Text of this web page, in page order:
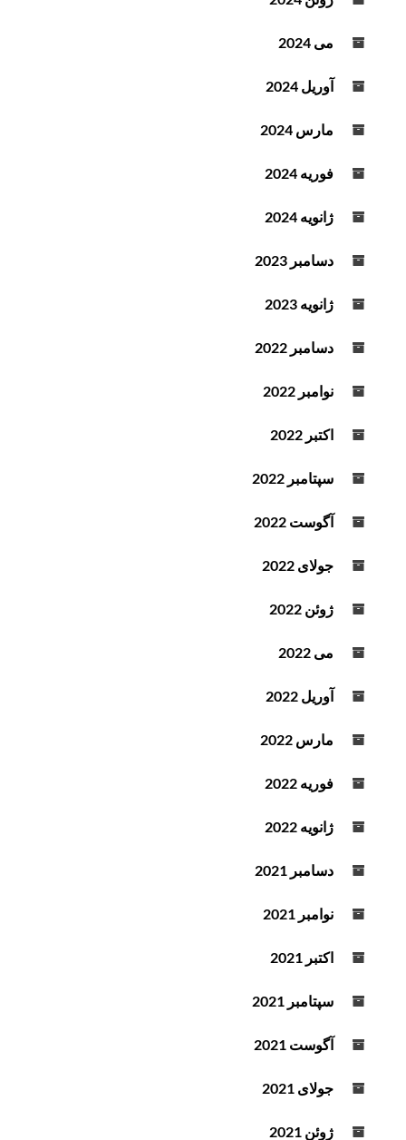
می 2024
آوریل 2024
مارس 2024
فوریه 2024
ژانویه 2024
دسامبر 2023
ژانویه 2023
دسامبر 2022
نوامبر 2022
اکتبر 2022
سپتامبر 2022
آگوست 2022
جولای 2022
ژوئن 2022
می 2022
آوریل 2022
مارس 2022
فوریه 2022
ژانویه 2022
دسامبر 2021
نوامبر 2021
اکتبر 2021
سپتامبر 2021
آگوست 2021
جولای 2021
ژوئن 2021